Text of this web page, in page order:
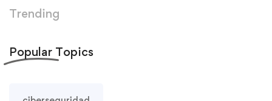
Trending
Popular Topics